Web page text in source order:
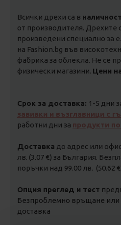
Всички дрехи са в наличност
от производителя. Дрехите
произведени специално за
на Fashion.bg във
фабрика за облекла. Не се
физически магазини. Цени
Срок за доставка: 1-5 дни
завивки и възглавници с
работни дни за продукти
Доставка до адрес или
лв. (3.07 €) за България.
поръчки над 99.00 лв. (50.62
Опция преглед и тест
Безпроблемно връщане или
доставка